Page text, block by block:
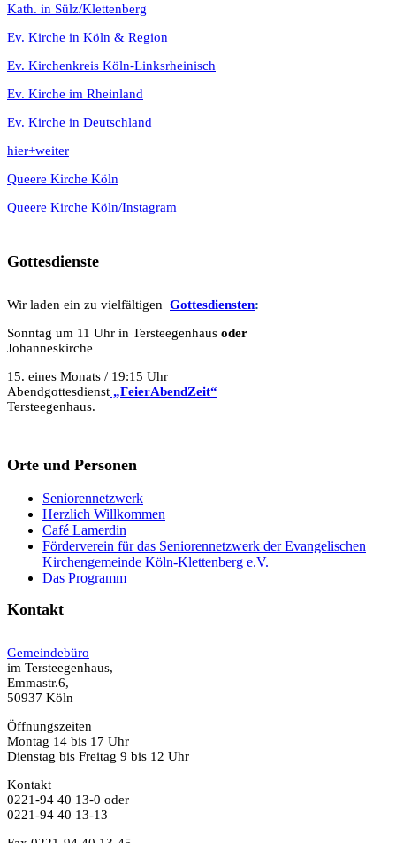
Kath. in Sülz/Klettenberg
Ev. Kirche in Köln & Region
Ev. Kirchenkreis Köln-Linksrheinisch
Ev. Kirche im Rheinland
Ev. Kirche in Deutschland
hier+weiter
Queere Kirche Köln
Queere Kirche Köln/Instagram
Gottesdienste
Wir laden ein zu vielfältigen Gottesdiensten:
Sonntag um 11 Uhr in Tersteegenhaus oder
Johanneskirche
15. eines Monats / 19:15 Uhr
Abendgottesdienst „FeierAbendZeit“
Tersteegenhaus.
Orte und Personen
Seniorennetzwerk
Herzlich Willkommen
Café Lamerdin
Förderverein für das Seniorennetzwerk der Evangelischen
Kirchengemeinde Köln-Klettenberg e.V.
Das Programm
Kontakt
Gemeindebüro
im Tersteegenhaus,
Emmastr.6,
50937 Köln
Öffnungszeiten
Montag 14 bis 17 Uhr
Dienstag bis Freitag 9 bis 12 Uhr
Kontakt
0221-94 40 13-0 oder
0221-94 40 13-13